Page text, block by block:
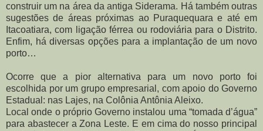
construir um na área da antiga Siderama. Há também outras
sugestões de áreas próximas ao Puraquequara e até em
Itacoatiara, com ligação férrea ou rodoviária para o Distrito.
Enfim, há diversas opções para a implantação de um novo
porto…
Ocorre que a pior alternativa para um novo porto foi
escolhida por um grupo empresarial, com apoio do Governo
Estadual: nas Lajes, na Colônia Antônia Aleixo.
Local onde o próprio Governo instalou uma “tomada d’água”
para abastecer a Zona Leste. E em cima do nosso principal